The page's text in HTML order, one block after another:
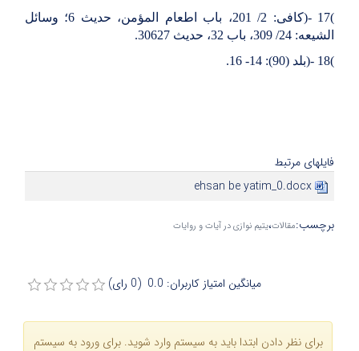
(
17
)-
کافى: 2/ 201، باب اطعام المؤمن، حدیث 6؛ وسائل
الشیعه: 24/ 309، باب 32، حدیث 30627
.
(
18
)-بلد (90): 14- 16 .
فایلهای مرتبط
ehsan be yatim_0.docx
برچسب:مقالات،یتیم نوازی در آیات و روایات
میانگین امتیاز کاربران: 0.0 (0 رای)
برای نظر دادن ابتدا باید به سیستم وارد شوید. برای ورود به سیستم